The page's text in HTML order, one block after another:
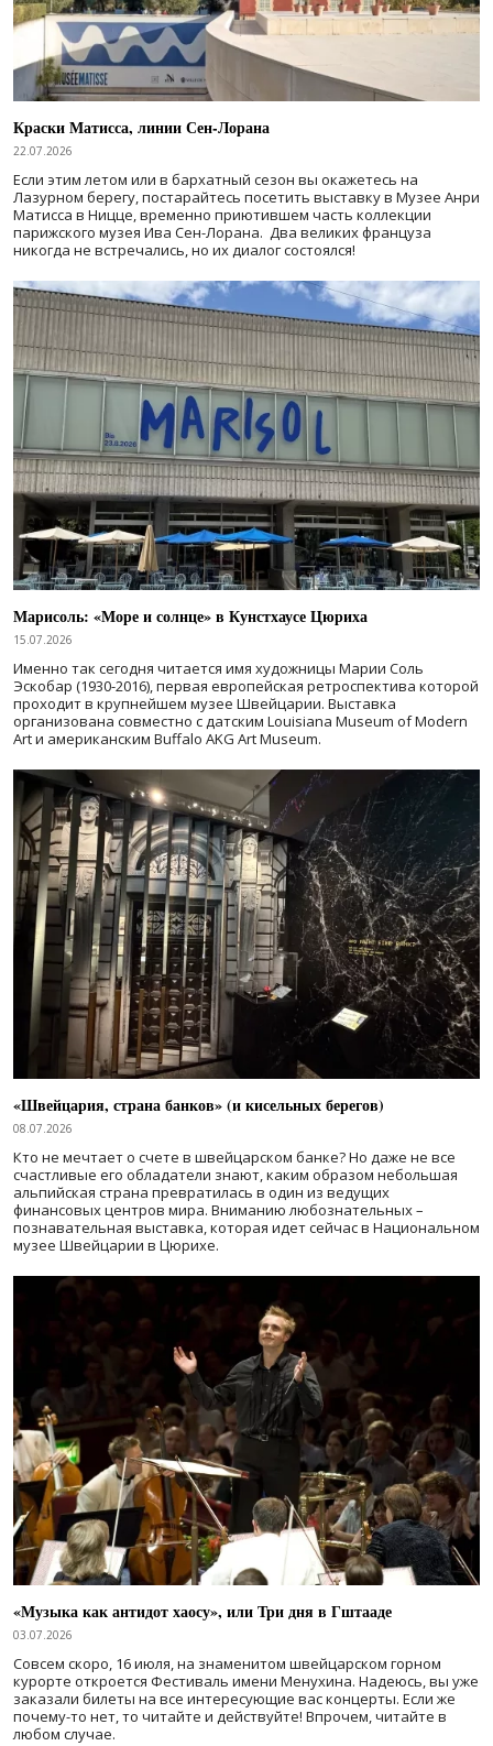
Краски Матисса, линии Сен-Лорана
22.07.2026
Если этим летом или в бархатный сезон вы окажетесь на
Лазурном берегу, постарайтесь посетить выставку в Музее Анри
Матисса в Ницце, временно приютившем часть коллекции
парижского музея Ива Сен-Лорана. Два великих француза
никогда не встречались, но их диалог состоялся!
Марисоль: «Море и солнце» в Кунстхаусе Цюриха
15.07.2026
Именно так сегодня читается имя художницы Марии Соль
Эскобар (1930-2016), первая европейская ретроспектива которой
проходит в крупнейшем музее Швейцарии. Выставка
организована совместно с датским Louisiana Museum of Modern
Art и американским Buffalo AKG Art Museum.
«Швейцария, страна банков» (и кисельных берегов)
08.07.2026
Кто не мечтает о счете в швейцарском банке? Но даже не все
счастливые его обладатели знают, каким образом небольшая
альпийская страна превратилась в один из ведущих
финансовых центров мира. Вниманию любознательных –
познавательная выставка, которая идет сейчас в Национальном
музее Швейцарии в Цюрихе.
«Музыка как антидот хаосу», или Три дня в Гштааде
03.07.2026
Совсем скоро, 16 июля, на знаменитом швейцарском горном
курорте откроется Фестиваль имени Менухина. Надеюсь, вы уже
заказали билеты на все интересующие вас концерты. Если же
почему-то нет, то читайте и действуйте! Впрочем, читайте в
любом случае.